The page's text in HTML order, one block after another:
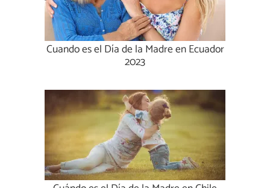
Cuando es el Día de la Madre en Ecuador
2023